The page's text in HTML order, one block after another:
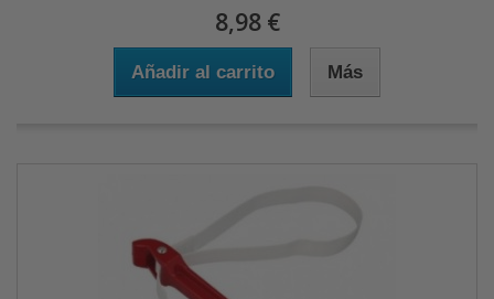
8,98 €
Añadir al carrito Más